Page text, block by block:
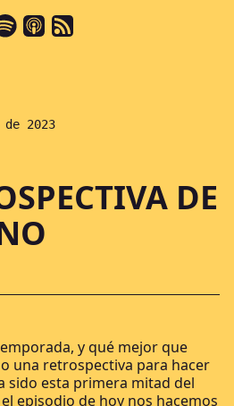
DE
2023
y qué mejor que
una retrospectiva para hacer
sido esta primera mitad del
episodio de hoy nos hacemos